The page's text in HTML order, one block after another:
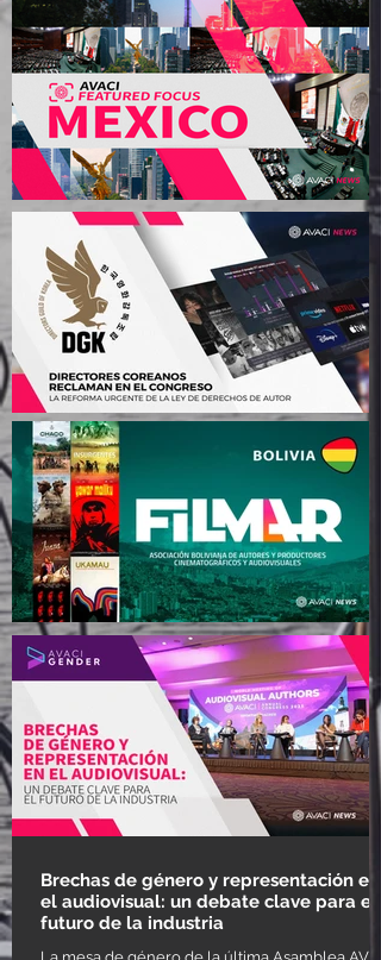
FILMAR, ADG y DACAP
recibieron capacitaciones
de DAC y ARGENTORES
México tiene nueva Ley de
Cine: ¿qué cambia para los
autores audiovisuales?
Directores coreanos
reclaman en el Congreso la
reforma urgente de la ley de
derechos de autor
FILMAR: el desafío de
organizar los derechos de
los autores audiovisuales en
Bolivia
Brechas de género y representación en
el audiovisual: un debate clave para el
futuro de la industria